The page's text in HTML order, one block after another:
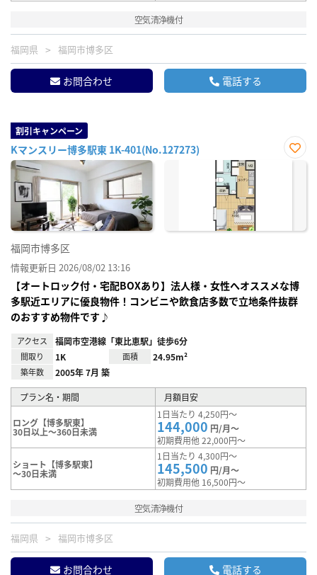
空気清浄機付
福岡県 福岡市博多区
お問合わせ 電話する
割引キャンペーン
Kマンスリー博多駅東 1K-401(No.127273)
お気
福岡市博多区
情報更新日 2026/08/02 13:16
【オートロック付・宅配BOXあり】法人様・女性へオススメな博
多駅近エリアに優良物件！コンビニや飲食店多数で立地条件抜群
のおすすめ物件です♪
アクセス 福岡市空港線「東比恵駅」徒歩6分
間取り 1K 面積 24.95m²
築年数 2005年 7月 築
プラン名・期間 月額目安
ロング【博多駅東】
30日以上～360日未満
1日当たり 4,250円～
144,000 円/月～
初期費用他 22,000円～
ショート【博多駅東】
～30日未満
1日当たり 4,300円～
145,500 円/月～
初期費用他 16,500円～
空気清浄機付
福岡県 福岡市博多区
お問合わせ 電話する